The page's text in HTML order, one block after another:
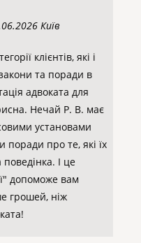
Київ
клієнтів, які і
та поради в
адвоката для
Нечай Р. В. має
установами
поради про те, які їх
І це
допоможе вам
грошей, ніж